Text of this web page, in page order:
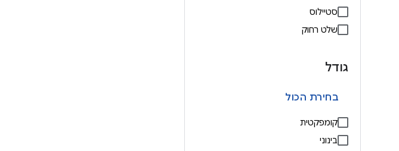
סטיילוס
שלט רחוק
גודל
בחירת הכול
קומפקטית
בינוני